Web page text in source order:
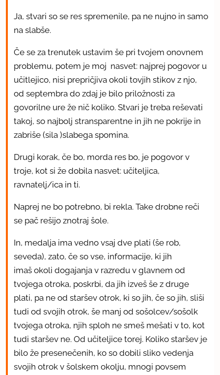
Ja, stvari so se res spremenile, pa ne nujno in samo
na slabše.
Če se za trenutek ustavim še pri tvojem onovnem
problemu, potem je moj nasvet: najprej pogovor u
učitlejico, nisi prepričjiva okoli tovjih stikov z njo,
od septembra do zdaj je bilo priložnosti za
govorilne ure že nič koliko. Stvari je treba reševati
takoj, so najbolj stransparentne in jih ne pokrije in
zabriše (sila )slabega spomina.
Drugi korak, če bo, morda res bo, je pogovor v
troje, kot si že dobila nasvet: učiteljica,
ravnatelj/ica in ti.
Naprej ne bo potrebno, bi rekla. Take drobne reči
se pač rešijo znotraj šole.
In, medalja ima vedno vsaj dve plati (še rob,
seveda), zato, če so vse, informacije, ki jih
imaš okoli dogajanja v razredu v glavnem od
tvojega otroka, poskrbi, da jih izveš še z druge
plati, pa ne od staršev otrok, ki so jih, če so jih, sliši
tudi od svojih otrok, še manj od sošolcev/sošolk
tvojega otroka, njih sploh ne smeš mešati v to, kot
tudi staršev ne. Od učiteljice torej. Koliko staršev je
bilo že presenečenih, ko so dobili sliko vedenja
svojih otrok v šolskem okolju, mnogi povsem